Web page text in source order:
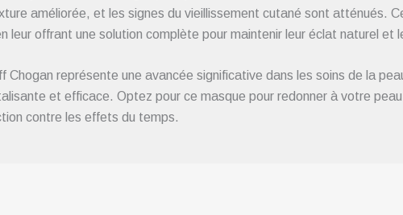
améliorée, et les signes du vieillissement cutané sont atténués.
leur offrant une solution complète pour maintenir leur éclat naturel et
Chogan représente une avancée significative dans les soins de la
et efficace. Optez pour ce masque pour redonner à votre
contre les effets du temps.